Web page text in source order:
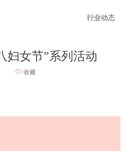
行业动态
妇女节”系列活动
ꄀ 收藏